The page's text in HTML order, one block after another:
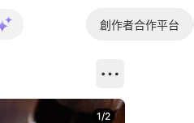
創作者合作平台
1/2